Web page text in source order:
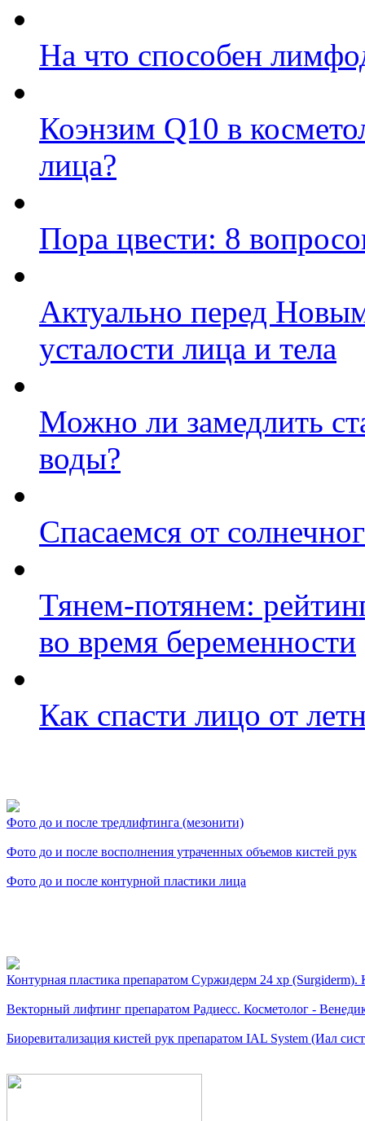
На что способен
Коэнзим Q10 в
лица?
Пора цвести: 8
Актуально перед
усталости лица и тела
Можно ли замедлить
воды?
Спасаемся от
Тянем-потянем:
во время беременности
Как спасти лицо от
Фото до и после тредлифтинга (мезонити)
Фото до и после восполнения утраченных объемов кистей рук
Фото до и после контурной пластики лица
Контурная пластика препаратом Суржидерм 24 xp (Surgiderm).
Векторный лифтинг препаратом Радиесс. Косметолог -
Биоревитализация кистей рук препаратом IAL System (Иал